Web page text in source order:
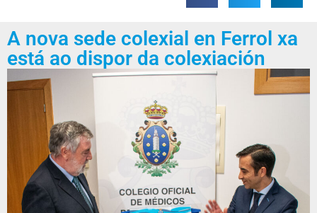
A nova sede colexial en Ferrol xa
está ao dispor da colexiación